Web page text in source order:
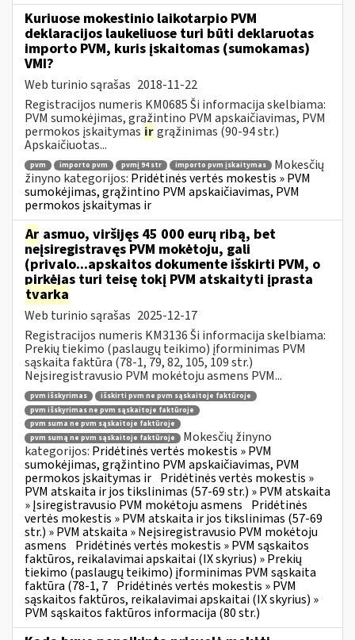
Kuriuose mokestinio laikotarpio PVM
deklaracijos laukeliuose turi būti deklaruotas
importo PVM, kuris įskaitomas (sumokamas)
VMI?
Web turinio sąrašas 2018-11-22
Registracijos numeris KM0685 Ši informacija skelbiama:
PVM sumokėjimas, grąžintino PVM apskaičiavimas, PVM
permokos įskaitymas irgrąžinimas (90-94 str.)
Apskaičiuotas...
pvm importo pvm pvmį 94 str importo pvm įskaitymas
Mokesčių
žinyno kategorijos: Pridėtinės vertės mokestis » PVM
sumokėjimas, grąžintino PVM apskaičiavimas, PVM
permokos įskaitymas ir
Ar asmuo, viršijęs 45 000 eurų ribą, bet
neįsiregistravęs PVM mokėtoju, gali
(privalo...apskaitos dokumente išskirti PVM, o
pirkėjas turi teisę tokį PVM atskaityti įprasta
tvarka
Web turinio sąrašas 2025-12-17
Registracijos numeris KM3136 Ši informacija skelbiama:
Prekių tiekimo (paslaugų teikimo) įforminimas PVM
sąskaita faktūra (78-1, 79, 82, 105, 109 str.)
Neįsiregistravusio PVM mokėtoju asmens PVM...
pvm išskyrimas
išskirti pvm ne pvm sąskaitoje faktūroje
pvm išskyrimas ne pvm sąskaitoje faktūroje
pvm suma ne pvm sąskaitoje faktūroje
pvm sumą ne pvm sąskaitoje faktūroje
Mokesčių žinyno
kategorijos: Pridėtinės vertės mokestis » PVM
sumokėjimas, grąžintino PVM apskaičiavimas, PVM
permokos įskaitymas ir Pridėtinės vertės mokestis »
PVM atskaita ir jos tikslinimas (57-69 str.) » PVM atskaita
» Įsiregistravusio PVM mokėtoju asmens Pridėtinės
vertės mokestis » PVM atskaita ir jos tikslinimas (57-69
str.) » PVM atskaita » Neįsiregistravusio PVM mokėtoju
asmens Pridėtinės vertės mokestis » PVM sąskaitos
faktūros, reikalavimai apskaitai (IX skyrius) » Prekių
tiekimo (paslaugų teikimo) įforminimas PVM sąskaita
faktūra (78-1, 7 Pridėtinės vertės mokestis » PVM
sąskaitos faktūros, reikalavimai apskaitai (IX skyrius) »
PVM sąskaitos faktūros informacija (80 str.)